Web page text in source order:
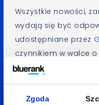
Zgoda
Wszystkie nowości,
wydają się być
udostępniane przez
czynnikiem w walce o
—
Aneta Mitko